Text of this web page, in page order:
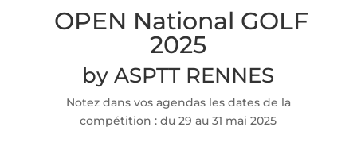
OPEN National GOLF
2025
by ASPTT RENNES
Notez dans vos agendas les dates de la
compétition : du 29 au 31 mai 2025